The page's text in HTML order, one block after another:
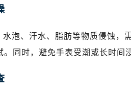
111号万象城华润大厦B座12楼03
华润大厦B座22层04室（需提前
139号万达金融中心A座907室（需
架桥路33号亨特国际金融中心14楼
泡、汗水、脂肪等物质侵蚀，
同时，避免手表受潮或长时间